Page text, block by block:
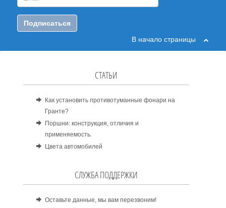
Подписаться
В начало страницы
СТАТЬИ
Как установить противотуманные фонари на
Гранте?
Поршни: конструкция, отличия и
применяемость.
Цвета автомобилей
СЛУЖБА ПОДДЕРЖКИ
Оставьте данные, мы вам перезвоним!